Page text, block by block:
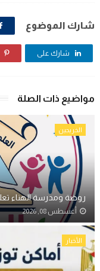
شارك الموضوع
شارك على
مواضيع ذات الصلة
الخريجين
روضة ومدرسة الهناء
أغسطس 08, 2026
الأخبار